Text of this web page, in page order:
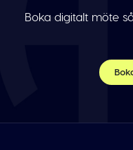
Boka digitalt möte